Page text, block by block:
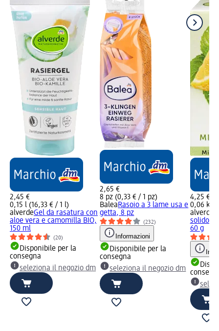
2,45 €
0,15 l (16,33 € / 1 l)
alverdeGel da rasatura con
aloe vera e camomilla BIO,
150 ml
(20)
Disponibile per la
consegna
seleziona il negozio dm
2,65 €
8 pz (0,33 € / 1 pz)
BaleaRasoio a 3 lame usa e
getta, 8 pz
(232)
Informazioni
Disponibile per la
consegna
seleziona il negozio dm
4,25 €
0,06 kg
alverde
solido
60 g